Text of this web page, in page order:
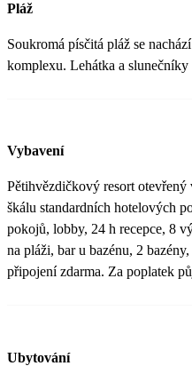
Pláž
Soukromá písčitá pláž se
komplexu. Lehátka a slunečníky
Vybavení
Pětihvězdičkový resort
škálu standardních hotelových
pokojů, lobby, 24 h recepce, 8
na pláži, bar u bazénu, 2
připojení zdarma. Za poplatek
Ubytování